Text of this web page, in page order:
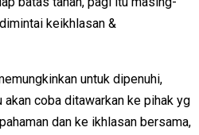
keikhlasan &
untuk dipenuhi,
coba ditawarkan ke pihak yg
dan ke ikhlasan bersama,